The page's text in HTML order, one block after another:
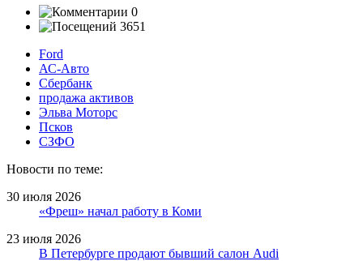
0
3651
Ford
АС-Авто
Сбербанк
продажа активов
Эльва Моторс
Псков
СЗФО
Новости по теме:
30 июля 2026
«Фреш» начал работу в Коми
23 июля 2026
В Петербурге продают бывший салон Audi